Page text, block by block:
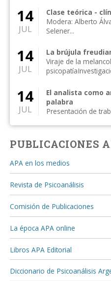
me...
14
JUL
Clase teórica -
Modera: Alberto Álvarez Coordina:
Selener...
14
JUL
La brújula
Viraje de la
14
JUL
El analista como
palabra
Presentación de trabajo libre
Kijak...
PUBLICACIONES
APA en los medios
Revista de Psicoanálisis
Comisión de Publicaciones
La época APA online
Libros APA Editorial
Diccionario de Psicoanálisis